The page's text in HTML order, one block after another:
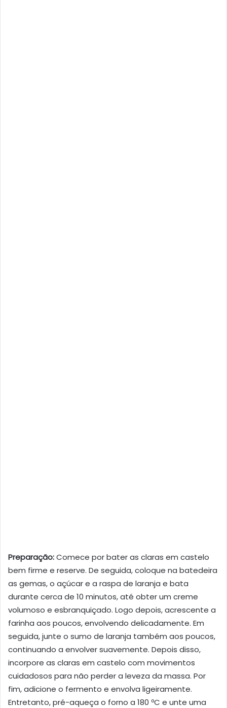
Preparação:Comece por bater as claras em castelo
bem firme e reserve. De seguida, coloque na batedeira
as gemas, o açúcar e a raspa de laranja e bata
durante cerca de 10 minutos, até obter um creme
volumoso e esbranquiçado. Logo depois, acrescente a
farinha aos poucos, envolvendo delicadamente. Em
seguida, junte o sumo de laranja também aos poucos,
continuando a envolver suavemente. Depois disso,
incorpore as claras em castelo com movimentos
cuidadosos para não perder a leveza da massa. Por
fim, adicione o fermento e envolva ligeiramente.
Entretanto, pré-aqueça o forno a 180 ºC e unte uma